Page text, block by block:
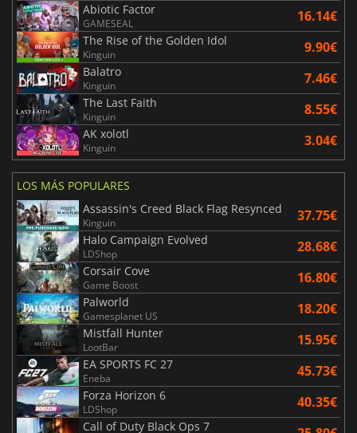
Abiotic Factor
GAMESEAL 16.14€
The Rise of the Golden Idol
Kinguin 9.90€
Balatro
Kinguin 7.46€
The Last Faith
Kinguin 8.55€
AK xolotl
Kinguin 3.04€
LOS MÁS POPULARES
Assassin's Creed Black Flag Resynced
Kinguin 37.75€
Halo Campaign Evolved
LDShop 28.68€
Corsair Cove
Game Boost 16.80€
Palworld
Gamesplanet US 18.20€
Mistfall Hunter
LootBar 15.95€
EA SPORTS FC 27
Eneba 45.73€
Forza Horizon 6
LDShop 40.35€
Call of Duty Black Ops 7